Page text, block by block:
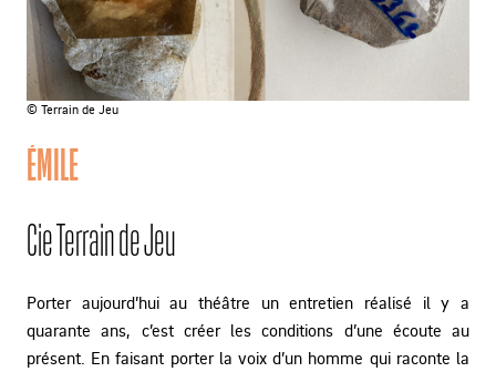
© Terrain de Jeu
ÉMILE
Cie Terrain de Jeu
Porter aujourd’hui au théâtre un entretien réalisé il y a
quarante ans, c’est créer les conditions d’une écoute au
présent. En faisant porter la voix d’un homme qui raconte la